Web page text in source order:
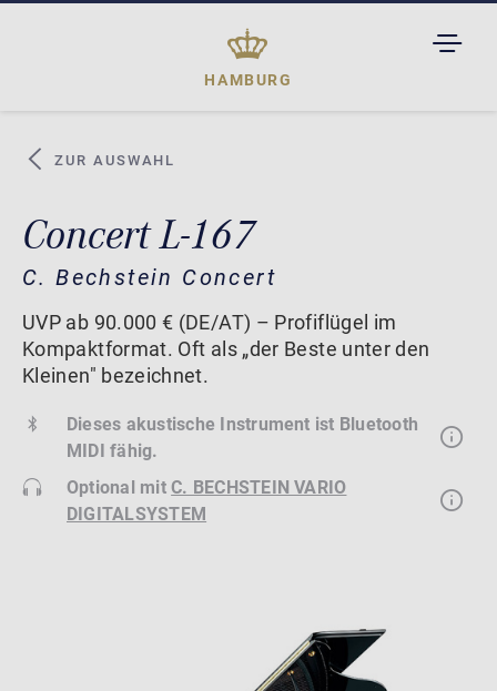
HAMBURG
ZUR AUSWAHL
Concert L-167
C. Bechstein Concert
UVP ab 90.000 € (DE/AT) – Profiflügel im
Kompaktformat. Oft als „der Beste unter den
Kleinen" bezeichnet.
Dieses akustische Instrument ist Bluetooth
MIDI fähig.
Optional mitC. BECHSTEIN VARIO
DIGITALSYSTEM